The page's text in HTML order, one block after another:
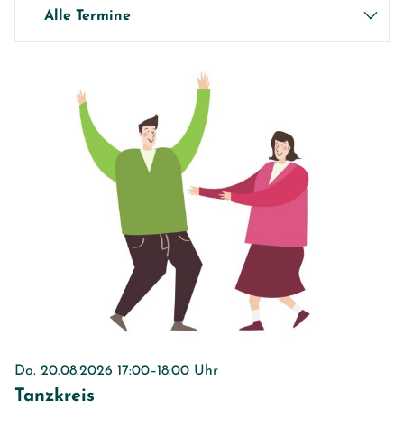
Alle Termine
Do. 20.08.2026 17:00–18:00 Uhr
Tanzkreis